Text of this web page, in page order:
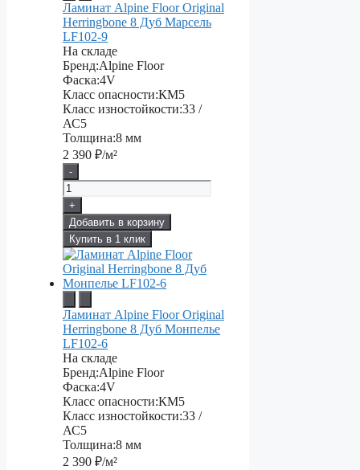
Ламинат Alpine Floor Original
Herringbone 8 Дуб Марсель
LF102-9
На складе
Бренд:Alpine Floor
Фаска:4V
Класс опасности:КМ5
Класс изностойкости:33 /
АС5
Толщина:8 мм
2 390 ₽/м²
-
+
Добавить в корзину
Купить в 1 клик
Ламинат Alpine Floor Original
Herringbone 8 Дуб Монпелье
LF102-6
На складе
Бренд:Alpine Floor
Фаска:4V
Класс опасности:КМ5
Класс изностойкости:33 /
АС5
Толщина:8 мм
2 390 ₽/м²